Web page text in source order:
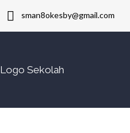
sman8okesby@gmail.com
Logo Sekolah